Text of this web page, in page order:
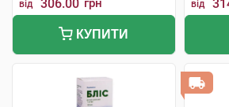
від 306.00 грн
КУПИТИ
від